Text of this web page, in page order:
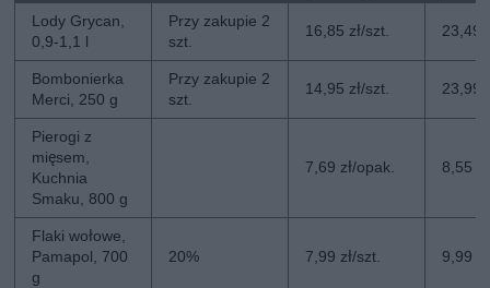
Lody Grycan,
0,9-1,1 l
Przy zakupie 2
szt.
16,85 zł/szt. 23,49
Bombonierka
Merci, 250 g
Przy zakupie 2
szt.
14,95 zł/szt. 23,99
Pierogi z
mięsem,
Kuchnia
Smaku, 800 g
7,69 zł/opak. 8,55
Flaki wołowe,
Pamapol, 700
g
20% 7,99 zł/szt. 9,99